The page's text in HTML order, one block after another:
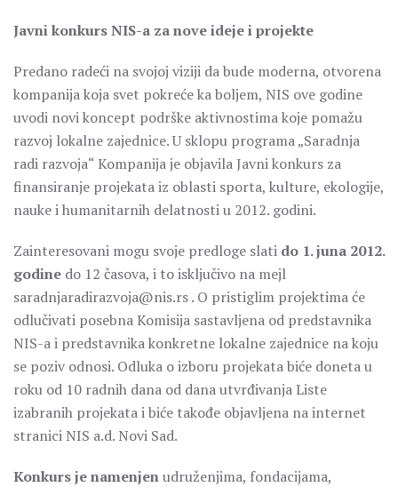
Javni konkurs NIS-a za nove ideje i projekte
Predano radeći na svojoj viziji da bude moderna, otvorena
kompanija koja svet pokreće ka boljem, NIS ove godine
uvodi novi koncept podrške aktivnostima koje pomažu
razvoj lokalne zajednice. U sklopu programa „Saradnja
radi razvoja“ Kompanija je objavila Javni konkurs za
finansiranje projekata iz oblasti sporta, kulture, ekologije,
nauke i humanitarnih delatnosti u 2012. godini.
Zainteresovani mogu svoje predloge slati do 1. juna 2012.
godine do 12 časova, i to isključivo na mejl
saradnjaradirazvoja@nis.rs . O pristiglim projektima će
odlučivati posebna Komisija sastavljena od predstavnika
NIS-a i predstavnika konkretne lokalne zajednice na koju
se poziv odnosi. Odluka o izboru projekata biće doneta u
roku od 10 radnih dana od dana utvrđivanja Liste
izabranih projekata i biće takođe objavljena na internet
stranici NIS a.d. Novi Sad.
Konkurs je namenjenudruženjima, fondacijama,